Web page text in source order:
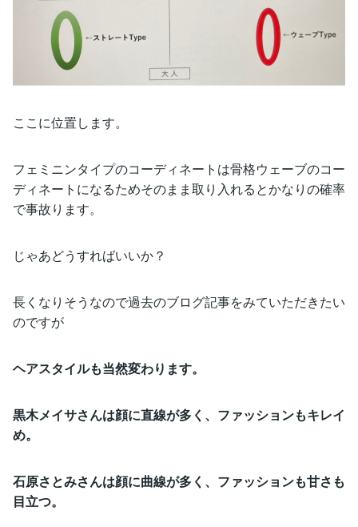
ここに位置します。
フェミニンタイプのコーディネートは骨格ウェーブのコー
ディネートになるためそのまま取り入れるとかなりの確率
で事故ります。
じゃあどうすればいいか？
長くなりそうなので過去のブログ記事をみていただきたい
のですが
ヘアスタイルも当然変わります。
黒木メイサさんは顔に直線が多く、ファッションもキレイ
め。
石原さとみさんは顔に曲線が多く、ファッションも甘さも
目立つ。